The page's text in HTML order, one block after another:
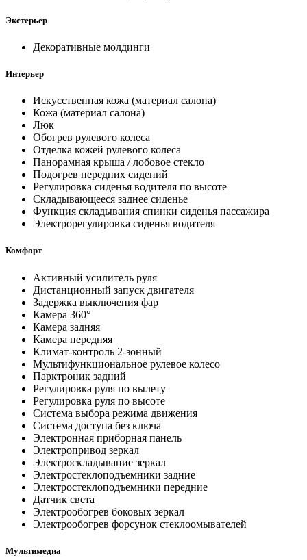
Экстерьер
Декоративные молдинги
Интерьер
Искусственная кожа (материал салона)
Кожа (материал салона)
Люк
Обогрев рулевого колеса
Отделка кожей рулевого колеса
Панорамная крыша / лобовое стекло
Подогрев передних сидений
Регулировка сиденья водителя по высоте
Складывающееся заднее сиденье
Функция складывания спинки сиденья пассажира
Электрорегулировка сиденья водителя
Комфорт
Активный усилитель руля
Дистанционный запуск двигателя
Задержка выключения фар
Камера 360°
Камера задняя
Камера передняя
Климат-контроль 2-зонный
Мультифункциональное рулевое колесо
Парктроник задний
Регулировка руля по вылету
Регулировка руля по высоте
Система выбора режима движения
Система доступа без ключа
Электронная приборная панель
Электропривод зеркал
Электроскладывание зеркал
Электростеклоподъемники задние
Электростеклоподъемники передние
Датчик света
Электрообогрев боковых зеркал
Электрообогрев форсунок стеклоомывателей
Мультимедиа